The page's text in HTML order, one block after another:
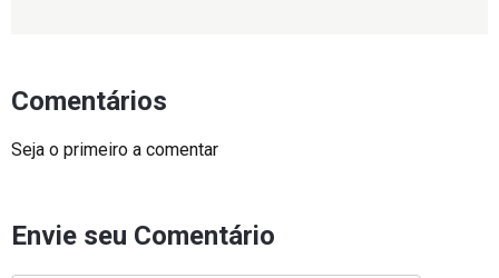
Comentários
Seja o primeiro a comentar
Envie seu Comentário